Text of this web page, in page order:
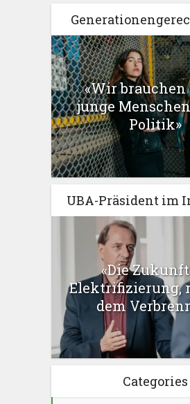
«Wir
junge
Politik»
UBA-Präsident im
«Die
Elektrifizierung,
dem
Categories